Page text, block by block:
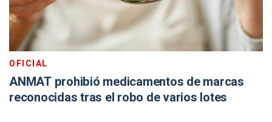
OFICIAL
ANMAT prohibió medicamentos de marcas
reconocidas tras el robo de varios lotes